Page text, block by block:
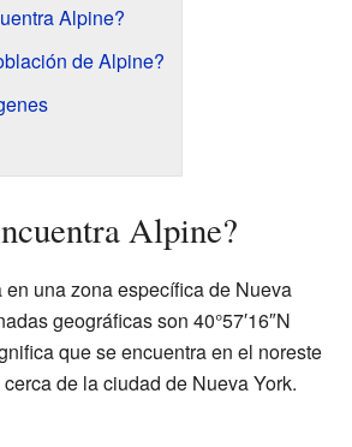
Alpine?
de Alpine?
Alpine?
una zona específica de Nueva
geográficas son 40°57′16″N
que se encuentra en el noreste
de la ciudad de Nueva York.